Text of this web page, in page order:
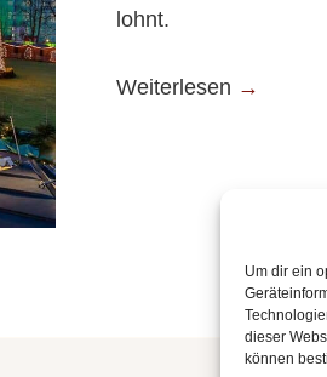
Um dir ein
dieser
können
lohnt.
Weiterlesen →